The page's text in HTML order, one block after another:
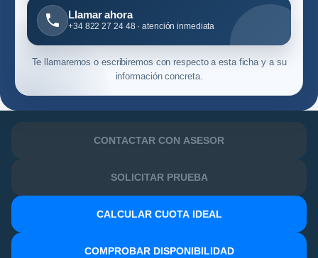
Llamar ahora
+34 822 27 24 48 · atención inmediata
Te llamaremos o escribiremos con respecto a esta ficha y a su
información concreta.
CONTACTAR CON ASESOR
SOLICITAR PRUEBA
CALCULAR CUOTA IDEAL
COMPROBAR DISPONIBILIDAD